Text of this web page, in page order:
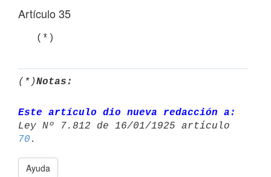
Artículo 35
(*)Notas:
Este artículo dio nueva redacción a:
Ley Nº 7.812 de 16/01/1925 artículo
70
Ayuda